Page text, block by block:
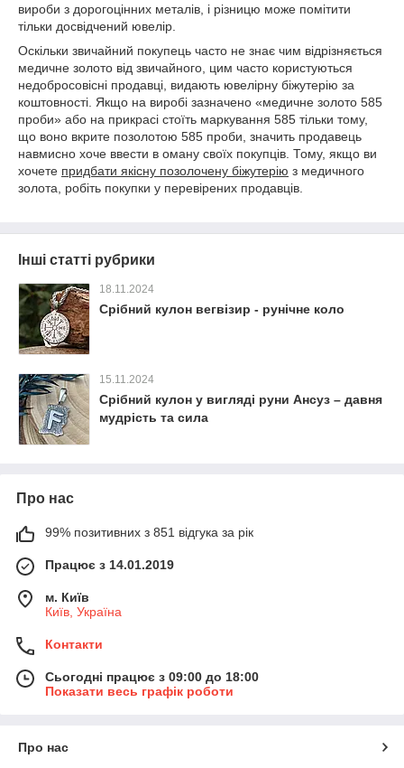
вироби з дорогоцінних металів, і різницю може помітити
тільки досвідчений ювелір.
Оскільки звичайний покупець часто не знає чим відрізняється
медичне золото від звичайного, цим часто користуються
недобросовісні продавці, видають ювелірну біжутерію за
коштовності. Якщо на виробі зазначено «медичне золото 585
проби» або на прикрасі стоїть маркування 585 тільки тому,
що воно вкрите позолотою 585 проби, значить продавець
навмисно хоче ввести в оману своїх покупців. Тому, якщо ви
хочете придбати якісну позолочену біжутерію з медичного
золота, робіть покупки у перевірених продавців.
Інші статті рубрики
18.11.2024
Срібний кулон вегвізир - рунічне коло
15.11.2024
Срібний кулон у вигляді руни Ансуз – давня
мудрість та сила
Про нас
99% позитивних з 851 відгука за рік
Працює з 14.01.2019
м. Київ
Київ, Україна
Контакти
Сьогодні працює з 09:00 до 18:00
Показати весь графік роботи
Про нас